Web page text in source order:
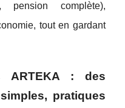
pension complète),
tout en gardant
ARTEKA : des
pratiques